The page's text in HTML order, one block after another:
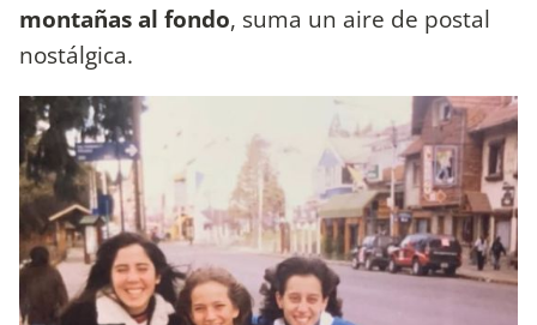
montañas al fondo, suma un aire de postal
nostálgica.